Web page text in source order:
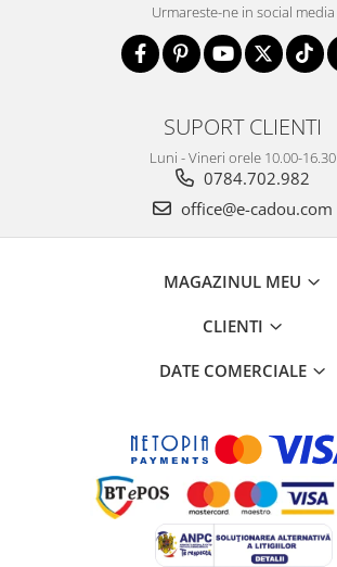
Urmareste-ne in social media
SUPORT CLIENTI
Luni - Vineri orele 10.00-16.30
0784.702.982
office@e-cadou.com
MAGAZINUL MEU
CLIENTI
DATE COMERCIALE